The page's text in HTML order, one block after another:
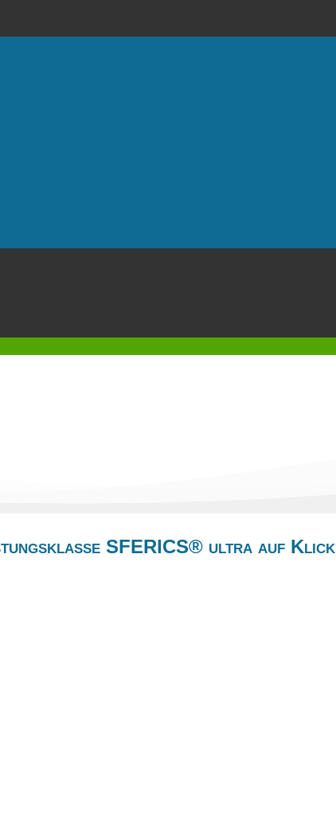
SFERICS® ultra auf Klick